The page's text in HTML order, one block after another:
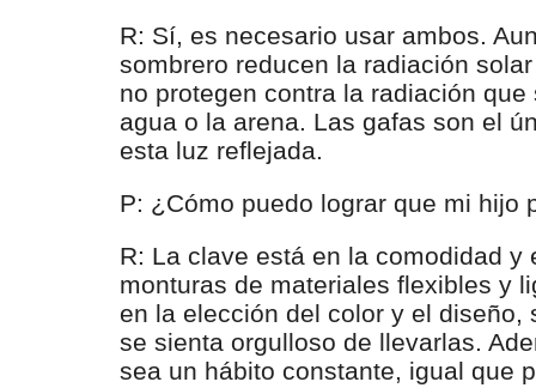
R: Sí, es necesario usar ambos.
sombrero reducen la radiación
no protegen contra la radiación
agua o la arena. Las gafas son el
esta luz reflejada.
P: ¿Cómo puedo lograr que mi hijo
R: La clave está en la comodidad y
monturas de materiales flexibles y
en la elección del color y el diseño,
se sienta orgulloso de llevarlas.
sea un hábito constante, igual que